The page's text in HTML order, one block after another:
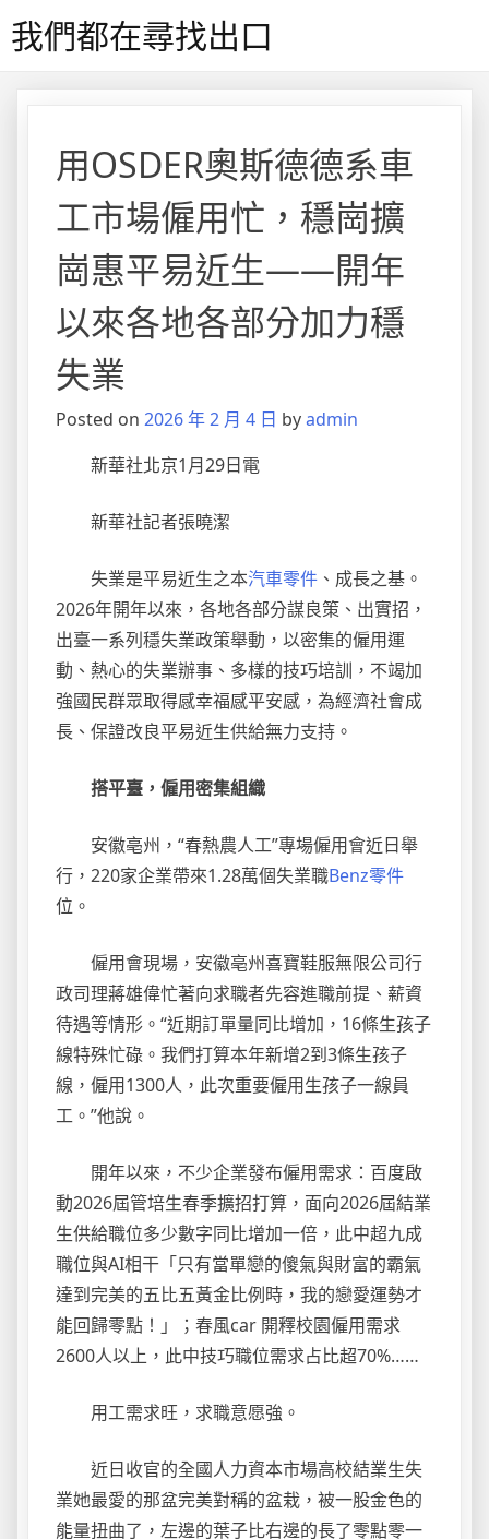
to我們都在尋找出口
用OSDER奧斯德德系車
工市場僱用忙，穩崗擴
崗惠平易近生——開年
以來各地各部分加力穩
失業
Posted on 2026 年 2 月 4 日 byadmin
新華社北京1月29日電
新華社記者張曉潔
失業是平易近生之本汽車零件 、成長之基。
2026年開年以來，各地各部分謀良策、出實招，
出臺一系列穩失業政策舉動，以密集的僱用運
動、熱心的失業辦事、多樣的技巧培訓，不竭加
強國民群眾取得感幸福感平安感，為經濟社會成
長、保證改良平易近生供給無力支持。
搭平臺，僱用密集組織
安徽亳州，“春熱農人工”專場僱用會近日舉
行，220家企業帶來1.28萬個失業職Benz零件
位。
僱用會現場，安徽亳州喜寶鞋服無限公司行
政司理蔣雄偉忙著向求職者先容進職前提、薪資
待遇等情形。“近期訂單量同比增加，16條生孩子
線特殊忙碌。我們打算本年新增2到3條生孩子
線，僱用1300人，此次重要僱用生孩子一線員
工。”他說。
開年以來，不少企業發布僱用需求：百度啟
動2026屆管培生春季擴招打算，面向2026屆結業
生供給職位多少數字同比增加一倍，此中超九成
職位與AI相干「只有當單戀的傻氣與財富的霸氣
達到完美的五比五黃金比例時，我的戀愛運勢才
能回歸零點！」；春風car 開釋校園僱用需求
2600人以上，此中技巧職位需求占比超70%……
用工需求旺，求職意愿強。
近日收官的全國人力資本市場高校結業生失
業她最愛的那盆完美對稱的盆栽，被一股金色的
能量扭曲了，左邊的葉子比右邊的長了零點零一